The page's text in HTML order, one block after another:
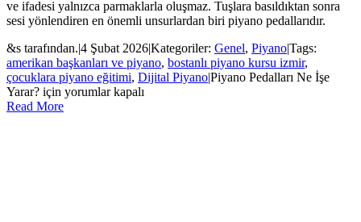
ve ifadesi yalnızca parmaklarla oluşmaz. Tuşlara basıldıktan sonra
sesi yönlendiren en önemli unsurlardan biri piyano pedallarıdır.
&s tarafından.|4 Şubat 2026|Kategoriler: Genel, Piyano|Tags:
amerikan başkanları ve piyano, bostanlı piyano kursu izmir,
çocuklara piyano eğitimi, Dijital Piyano|Piyano Pedalları Ne İşe
Yarar? için yorumlar kapalı
Read More